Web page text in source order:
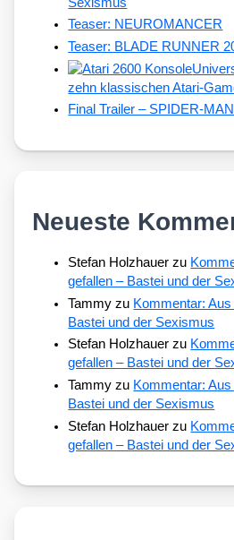
Teaser: NEUROMANCER
Teaser: BLADE RUNNER
zehn klassischen Atari-
Final Trailer – SPIDER-
Neueste
Stefan Holzhauer zu
gefallen – Bastei und der
Tammy zu Kommentar:
Bastei und der Sexismus
Stefan Holzhauer zu
gefallen – Bastei und der
Tammy zu Kommentar:
Bastei und der Sexismus
Stefan Holzhauer zu
gefallen – Bastei und der